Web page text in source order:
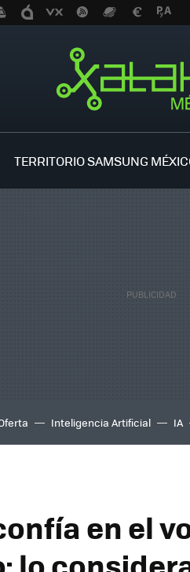
TERRITORIO SAMSUNG
Inteligencia Artificial IA
en el